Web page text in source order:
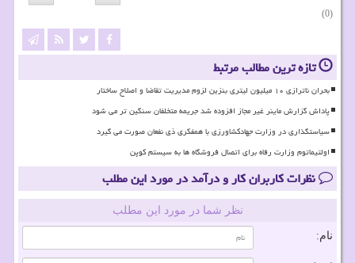
(0)
تازه ترین مطالب مرتبط
بحران ناترازی ۱۰ میلیون لیتری بنزین لزوم مدیریت تقاضا و اصلاح ساختار
پاداش گزارش ماینر غیر مجاز افزوده شد جریمه متخلفان سنگین تر می شود
سیاستگذاری در وزارت جهادکشاورزی با همفکری ذی نفعان صورت می گیرد
اولتیماتوم وزارت رفاه برای اتصال فروشگاه ها به سیستم کوپن
نظرات کاربران کار و درآمد در مورد این مطلب
نظر شما در مورد این مطلب
نام: